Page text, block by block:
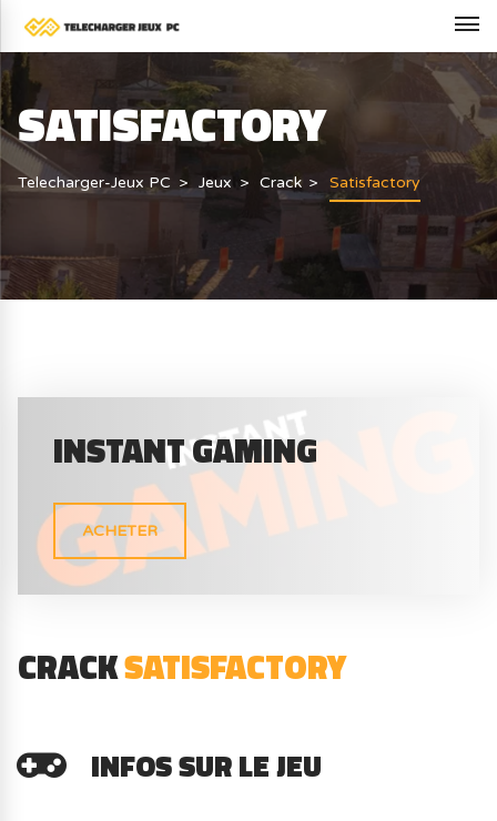
SATISFACTORY
Telecharger-Jeux PC Jeux Crack Satisfactory
INSTANT GAMING
ACHETER
CRACKSATISFACTORY
INFOS SUR LE JEU